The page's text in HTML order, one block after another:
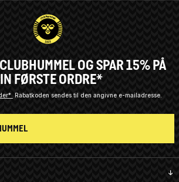
OG SPAR 15% PÅ
FØRSTE ORDRE*
Rabatkoden sendes til den angivne e-mailadresse.